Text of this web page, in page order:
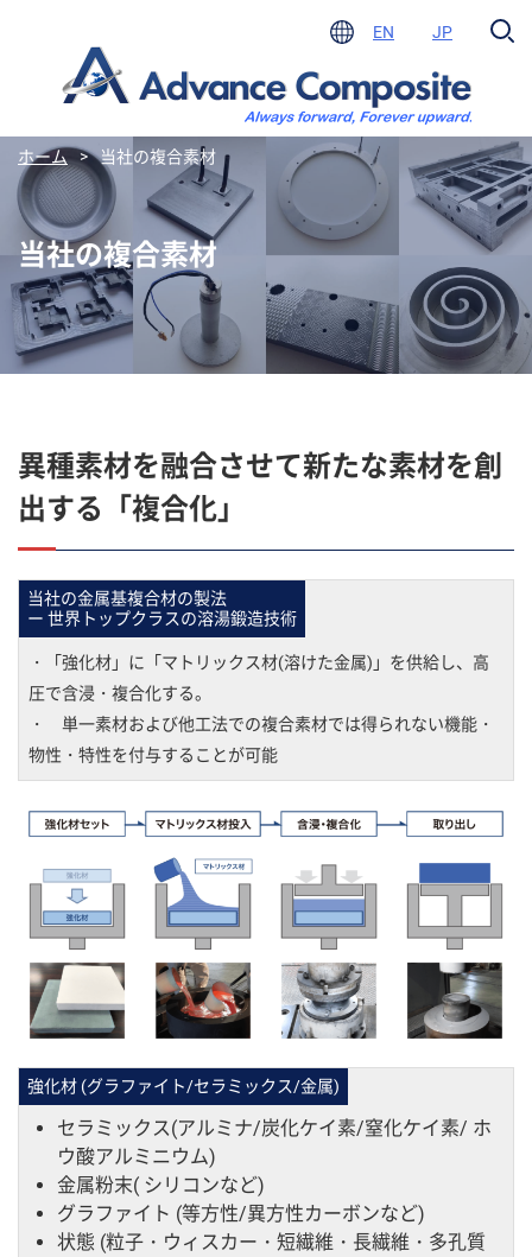
EN JP
ホーム > 当社の複合素材
当社の複合素材
異種素材を融合させて新たな素材を創
出する「複合化」
当社の金属基複合材の製法
ー 世界トップクラスの溶湯鍛造技術
・「強化材」に「マトリックス材(溶けた金属)」を供給し、高
圧で含浸・複合化する。
・ 単一素材および他工法での複合素材では得られない機能・
物性・特性を付与することが可能
強化材 (グラファイト/セラミックス/金属)
セラミックス(アルミナ/炭化ケイ素/窒化ケイ素/ ホ
ウ酸アルミニウム)
金属粉末( シリコンなど)
グラファイト (等方性/異方性カーボンなど)
状態 (粒子・ウィスカー・短繊維・長繊維・多孔質